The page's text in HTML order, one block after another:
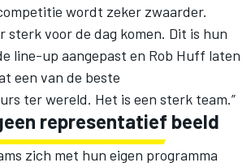
wordt zeker zwaarder.
sterk voor de dag komen. Dit is hun
line-up aangepast en Rob Huff laten
een van de beste
ter wereld. Het is een sterk team.”
representatief beeld
zich met hun eigen programma